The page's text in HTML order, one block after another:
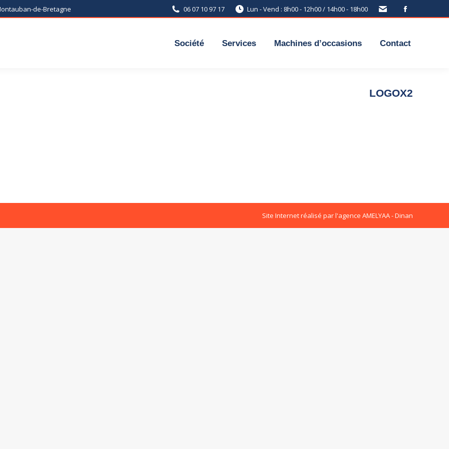
de-Bretagne 06 07 10 97 17 Lun - Vend : 8h00 - 12h00 / 14h00 - 18h00
Société Services Machines d’occasions Contact
LOGOX2
Site Internet réalisé par l'agence AMELYAA - Dinan